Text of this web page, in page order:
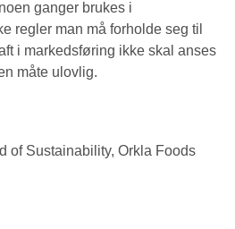
ganger brukes i
regler man må forholde seg til
i markedsføring ikke skal anses
måte ulovlig.
of Sustainability, Orkla Foods